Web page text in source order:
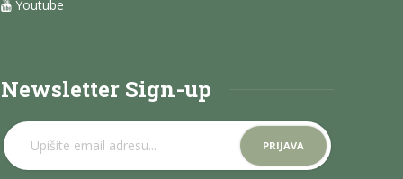
Youtube
Newsletter Sign-up